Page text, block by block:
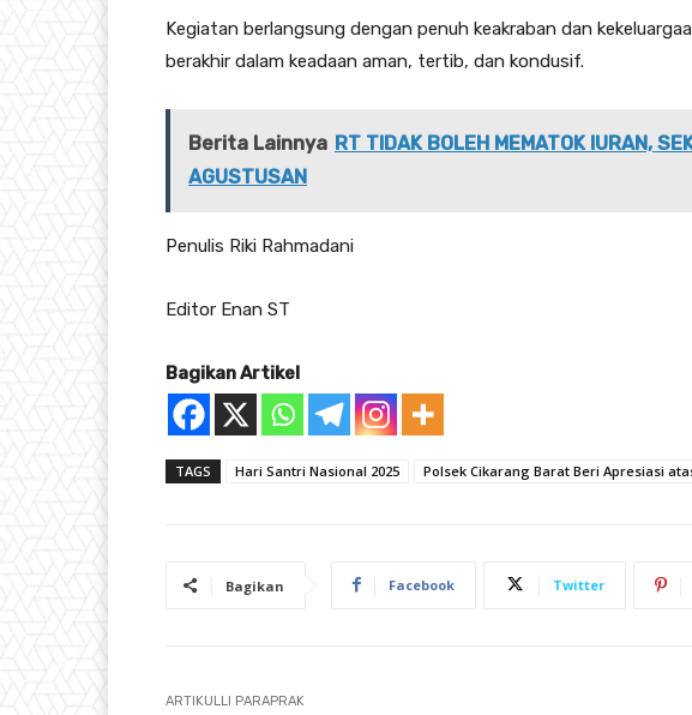
Kegiatan berlangsung dengan penuh keakraban dan
berakhir dalam keadaan aman, tertib, dan kondusif.
Berita Lainnya RT TIDAK BOLEH MEMATOK IURAN,
AGUSTUSAN
Penulis Riki Rahmadani
Editor Enan ST
Bagikan Artikel
TAGS Hari Santri Nasional 2025 Polsek Cikarang Barat Beri Apresiasi
Bagikan Facebook Twitter
ARTIKULLI PARAPRAK